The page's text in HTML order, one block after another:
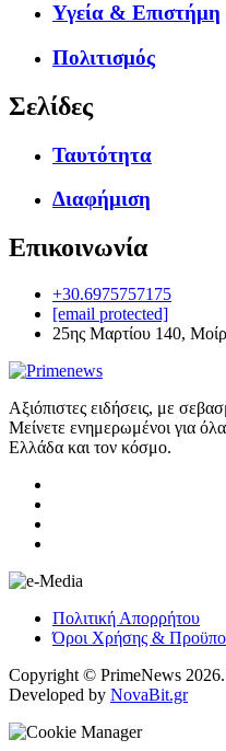
Υγεία & Επιστήμη
Πολιτισμός
Σελίδες
Ταυτότητα
Διαφήμιση
Επικοινωνία
+30.6975757175
[email protected]
25ης Μαρτίου 140,
Αξιόπιστες ειδήσεις, με
Μείνετε ενημερωμένοι για
Ελλάδα και τον κόσμο.
Πολιτική Απορρήτου
Όροι Χρήσης &
Copyright © PrimeNews
Developed by NovaBit.gr